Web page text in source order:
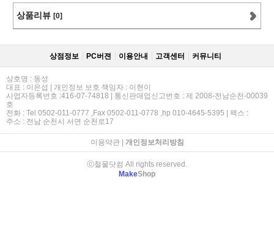
상품리뷰 [0]
상점정보 PC버젼 이용안내 고객센터 커뮤니티
상호명 : 동성
대표 : 이은섭 | 개인정보 보호 책임자 : 이현이
사업자등록번호 :416-07-74818 | 통신판매업신고번호 : 제 2008-전남순천-00039
호
전화 : Tel 0502-011-0777 ,Fax 0502-011-0778 ,hp 010-4645-5395 | 팩스 :
주소 : 전남 순천시 서면 순천로17
이용약관| 개인정보처리방침
ⓒ철물닷컴 All rights reserved.
MakeShop